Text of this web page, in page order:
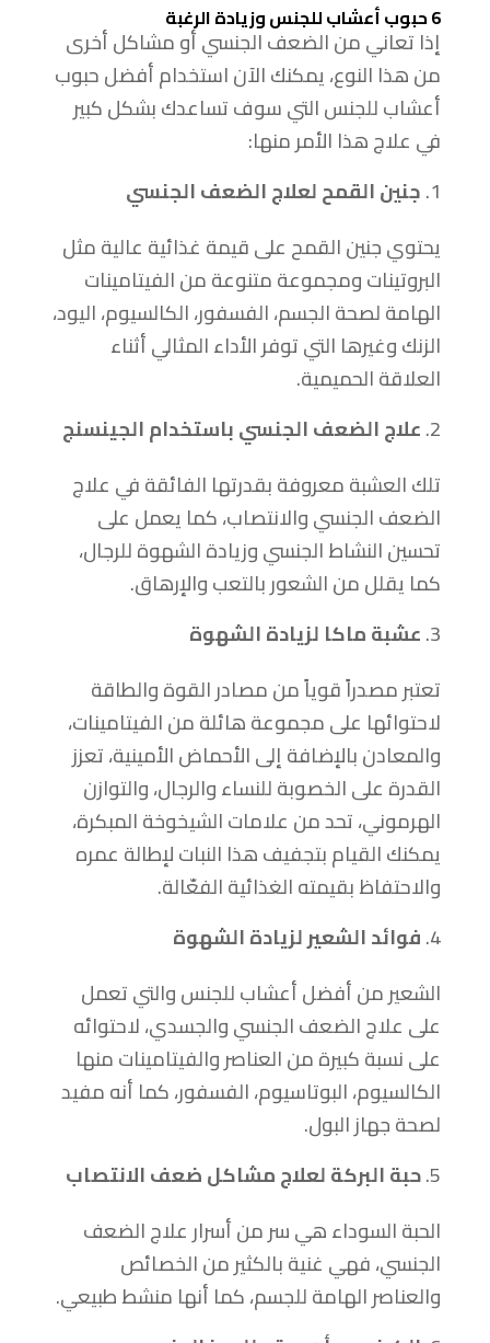
6 حبوب أعشاب للجنس وزيادة الرغبة
إذا تعاني من الضعف الجنسي أو مشاكل أخرى
من هذا النوع، يمكنك الآن استخدام أفضل حبوب
أعشاب للجنس التي سوف تساعدك بشكل كبير
في علاج هذا الأمر منها:
جنين القمح لعلاج الضعف الجنسي
يحتوي جنين القمح على قيمة غذائية عالية مثل
البروتينات ومجموعة متنوعة من الفيتامينات
الهامة لصحة الجسم، الفسفور، الكالسيوم، اليود،
الزنك وغيرها التي توفر الأداء المثالي أثناء
العلاقة الحميمية.
علاج الضعف الجنسي باستخدام الجينسنج
تلك العشبة معروفة بقدرتها الفائقة في علاج
الضعف الجنسي والانتصاب، كما يعمل على
تحسين النشاط الجنسي وزيادة الشهوة للرجال،
كما يقلل من الشعور بالتعب والإرهاق.
عشبة ماكا لزيادة الشهوة
تعتبر مصدراً قوياً من مصادر القوة والطاقة
لاحتوائها على مجموعة هائلة من الفيتامينات،
والمعادن بالإضافة إلى الأحماض الأمينية، تعزز
القدرة على الخصوبة للنساء والرجال، والتوازن
الهرموني، تحد من علامات الشيخوخة المبكرة،
يمكنك القيام بتجفيف هذا النبات لإطالة عمره
والاحتفاظ بقيمته الغذائية الفعّالة.
فوائد الشعير لزيادة الشهوة
الشعير من أفضل أعشاب للجنس والتي تعمل
على علاج الضعف الجنسي والجسدي، لاحتوائه
على نسبة كبيرة من العناصر والفيتامينات منها
الكالسيوم، البوتاسيوم، الفسفور، كما أنه مفيد
لصحة جهاز البول.
حبة البركة لعلاج مشاكل ضعف الانتصاب
الحبة السوداء هي سر من أسرار علاج الضعف
الجنسي، فهي غنية بالكثير من الخصائص
والعناصر الهامة للجسم، كما أنها منشط طبيعي.